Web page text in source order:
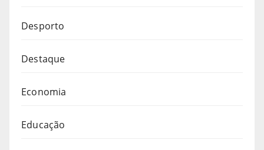
Desporto
Destaque
Economia
Educação